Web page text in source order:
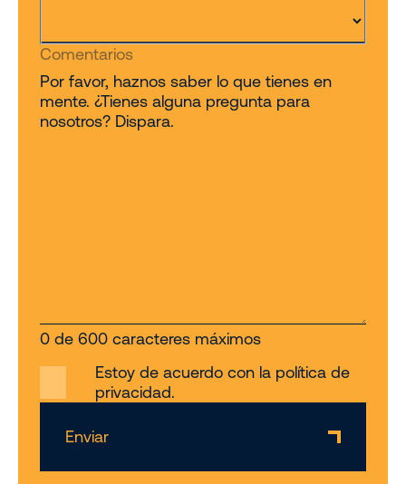
Comentarios
Por favor, haznos saber lo que tienes en
mente. ¿Tienes alguna pregunta para
nosotros? Dispara.
0 de 600 caracteres máximos
Estoy de acuerdo con la política de
privacidad.
Enviar